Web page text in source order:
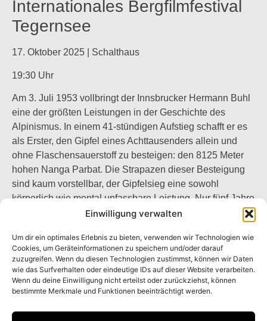
Einwilligung verwalten
Um dir ein optimales Erlebnis zu bieten, verwenden wir Technologien wie
Cookies, um Geräteinformationen zu speichern und/oder darauf
zuzugreifen. Wenn du diesen Technologien zustimmst, können wir Daten
wie das Surfverhalten oder eindeutige IDs auf dieser Website verarbeiten.
Wenn du deine Einwilligung nicht erteilst oder zurückziehst, können
bestimmte Merkmale und Funktionen beeinträchtigt werden.
Internationales Bergfilmfestival
Tegernsee
17. Oktober 2025 | Schalthaus
19:30 Uhr
Am 3. Juli 1953 vollbringt der Innsbrucker Hermann Buhl
eine der größten Leistungen in der Geschichte des
Alpinismus. In einem 41-stündigen Aufstieg schafft er es
als Erster, den Gipfel eines Achttausenders allein und
ohne Flaschensauerstoff zu besteigen: den 8125 Meter
hohen Nanga Parbat. Die Strapazen dieser Besteigung
sind kaum vorstellbar, der Gipfelsieg eine sowohl
körperlich wie mental unfassbare Leistung. Nur fünf Jahre
später verunglückt Buhl viel zu jung am Chogolisa (7668
Sein früher Tod machte ihn endgültig zur Legende.
Kletterstar Alexander Huber und Buhls älteste Tochter
Kriemhild führen durch das Porträt des
Ausnahmebergsteigers. Der Schwerpunkt des Films liegt